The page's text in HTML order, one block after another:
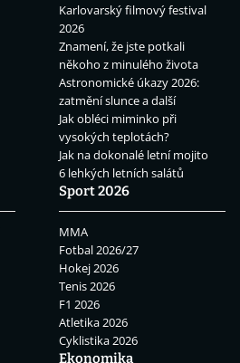
Karlovarský filmový festival
2026
Znamení, že jste potkali
někoho z minulého života
Astronomické úkazy 2026:
zatmění slunce a další
Jak obléci miminko při
vysokých teplotách?
Jak na dokonalé letní mojito
6 lehkých letních salátů
Sport 2026
MMA
Fotbal 2026/27
Hokej 2026
Tenis 2026
F1 2026
Atletika 2026
Cyklistika 2026
Ekonomika